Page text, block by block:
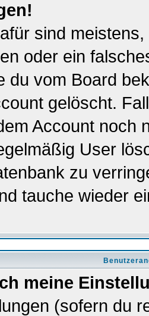
sind
oder ein
du vom Board
gelöscht.
Account noch
User
zu
tauche wieder
meine
(sofern du